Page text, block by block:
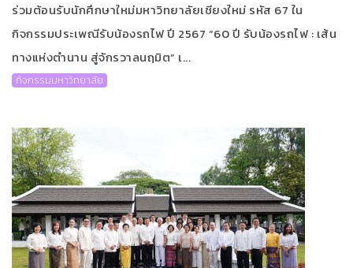
ร่วมต้อนรับนักศึกษาใหม่มหาวิทยาลัยเชียงใหม่ รหัส 67 ใน
กิจกรรมประเพณีรับน้องรถไฟ ปี 2567 “60 ปี รับน้องรถไฟ : เส้น
ทางแห่งตำนาน สู่จักรวาลนฤมิต” เ...
กิจกรรมมหาวิทยาลัย